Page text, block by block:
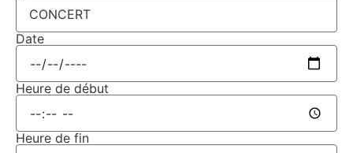
Date
Heure de début
Heure de fin